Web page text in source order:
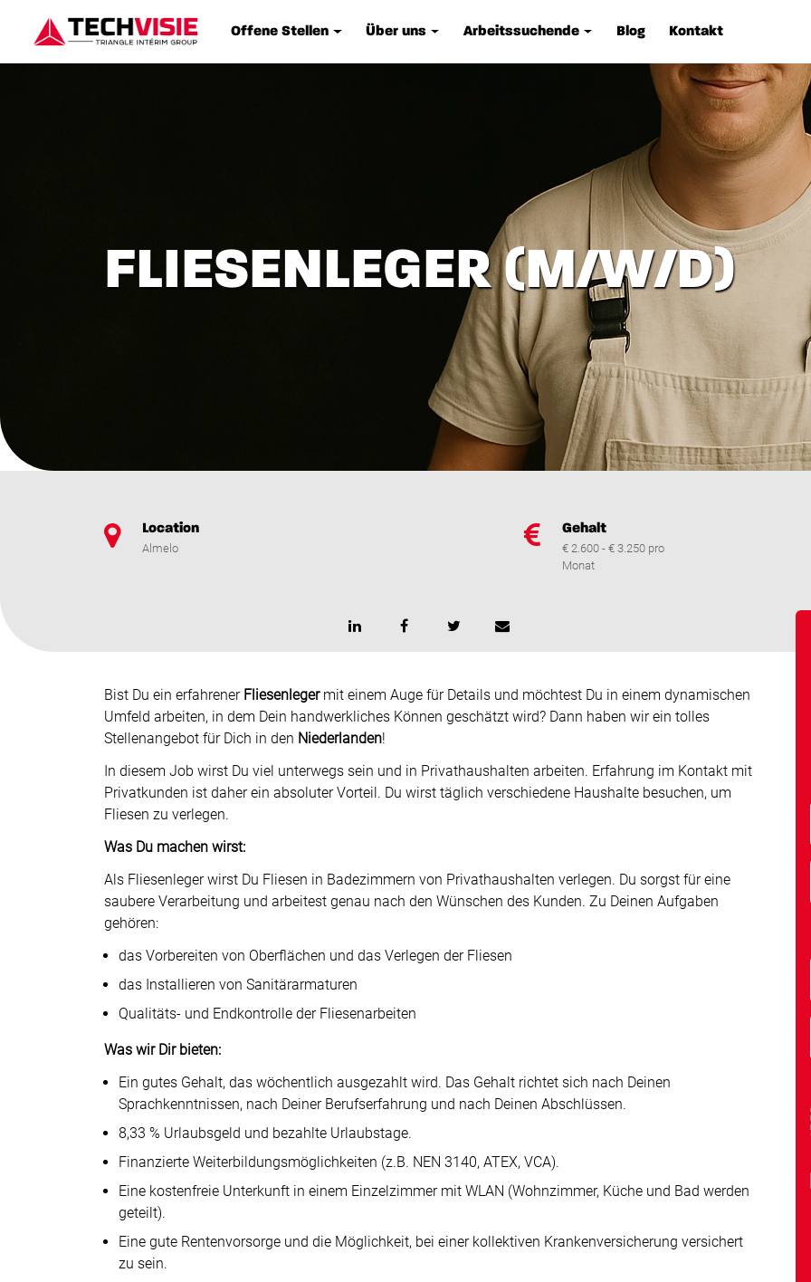
Offene Stellen Über uns Arbeitssuchende Blog Kontakt
FLIESENLEGER (M/W/D)
Location
Almelo
Gehalt
€ 2.600 - € 3.250 pro
Monat
Bist Du ein erfahrener Fliesenlegermit einem Auge für Details und möchtest Du in einem dynamischen
Umfeld arbeiten, in dem Dein handwerkliches Können geschätzt wird? Dann haben wir ein tolles
Stellenangebot für Dich in den Niederlanden!
In diesem Job wirst Du viel unterwegs sein und in Privathaushalten arbeiten. Erfahrung im Kontakt mit
Privatkunden ist daher ein absoluter Vorteil. Du wirst täglich verschiedene Haushalte besuchen, um
Fliesen zu verlegen.
Was Du machen wirst:
Als Fliesenleger wirst Du Fliesen in Badezimmern von Privathaushalten verlegen. Du sorgst für eine
saubere Verarbeitung und arbeitest genau nach den Wünschen des Kunden. Zu Deinen Aufgaben
gehören:
das Vorbereiten von Oberflächen und das Verlegen der Fliesen
das Installieren von Sanitärarmaturen
Qualitäts- und Endkontrolle der Fliesenarbeiten
Was wir Dir bieten:
Ein gutes Gehalt, das wöchentlich ausgezahlt wird. Das Gehalt richtet sich nach Deinen
Sprachkenntnissen, nach Deiner Berufserfahrung und nach Deinen Abschlüssen.
8,33 % Urlaubsgeld und bezahlte Urlaubstage.
Finanzierte Weiterbildungsmöglichkeiten (z.B. NEN 3140, ATEX, VCA).
Eine kostenfreie Unterkunft in einem Einzelzimmer mit WLAN (Wohnzimmer, Küche und Bad werden
geteilt).
Eine gute Rentenvorsorge und die Möglichkeit, bei einer kollektiven Krankenversicherung versichert
zu sein.